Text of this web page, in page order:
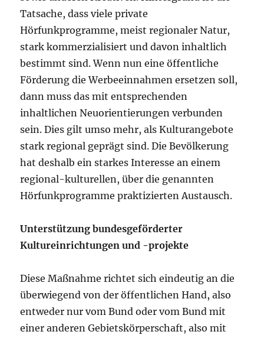
Tatsache, dass viele private
Hörfunkprogramme, meist regionaler Natur,
stark kommerzialisiert und davon inhaltlich
bestimmt sind. Wenn nun eine öffentliche
Förderung die Werbeeinnahmen ersetzen soll,
dann muss das mit entsprechenden
inhaltlichen Neuorientierungen verbunden
sein. Dies gilt umso mehr, als Kulturangebote
stark regional geprägt sind. Die Bevölkerung
hat deshalb ein starkes Interesse an einem
regional-kulturellen, über die genannten
Hörfunkprogramme praktizierten Austausch.
Unterstützung bundesgeförderter
Kultureinrichtungen und -projekte
Diese Maßnahme richtet sich eindeutig an die
überwiegend von der öffentlichen Hand, also
entweder nur vom Bund oder vom Bund mit
einer anderen Gebietskörperschaft, also mit